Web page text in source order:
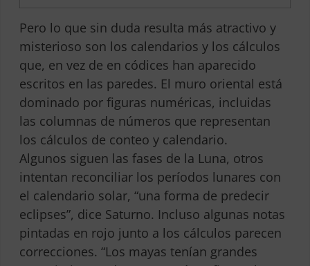
Pero lo que sin duda resulta más atractivo y
misterioso son los calendarios y los cálculos
que, en vez de en códices han aparecido
escritos en las paredes. El muro oriental está
dominado por figuras numéricas, incluidas
las columnas de números que representan
los cálculos de conteo y calendario.
Algunos siguen las fases de la Luna, otros
intentan reconciliar los períodos lunares con
el calendario solar, “una forma de predecir
eclipses”, dice Saturno. Incluso algunas notas
pintadas en rojo junto a los cálculos parecen
correcciones. “Los mayas tenían grandes